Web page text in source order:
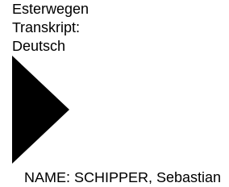
Esterwegen
Transkript:
Deutsch
NAME: SCHIPPER, Sebastian